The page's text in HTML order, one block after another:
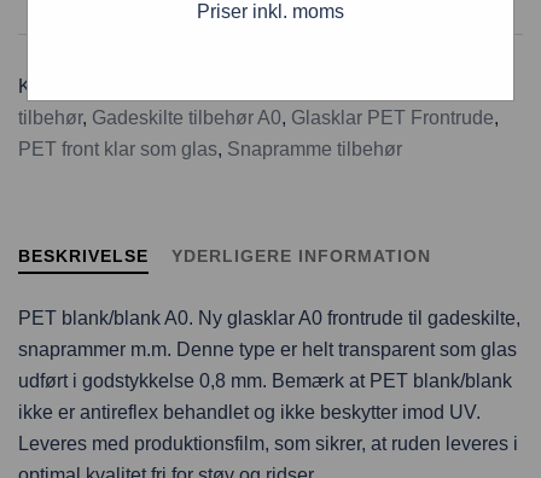
Kategorier:
tilbehør, Gadeskilte tilbehør A0, Glasklar PET Frontrude,
PET front klar som glas, Snapramme tilbehør
BESKRIVELSE YDERLIGERE INFORMATION
PET blank/blank A0. Ny glasklar A0 frontrude til gadeskilte,
snaprammer m.m. Denne type er helt transparent som glas
udført i godstykkelse 0,8 mm. Bemærk at PET blank/blank
ikke er antireflex behandlet og ikke beskytter imod UV.
Leveres med produktionsfilm, som sikrer, at ruden leveres i
Priser inkl. moms